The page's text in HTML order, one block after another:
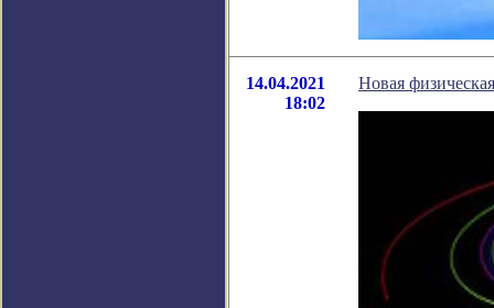
14.04.2021
18:02
Новая